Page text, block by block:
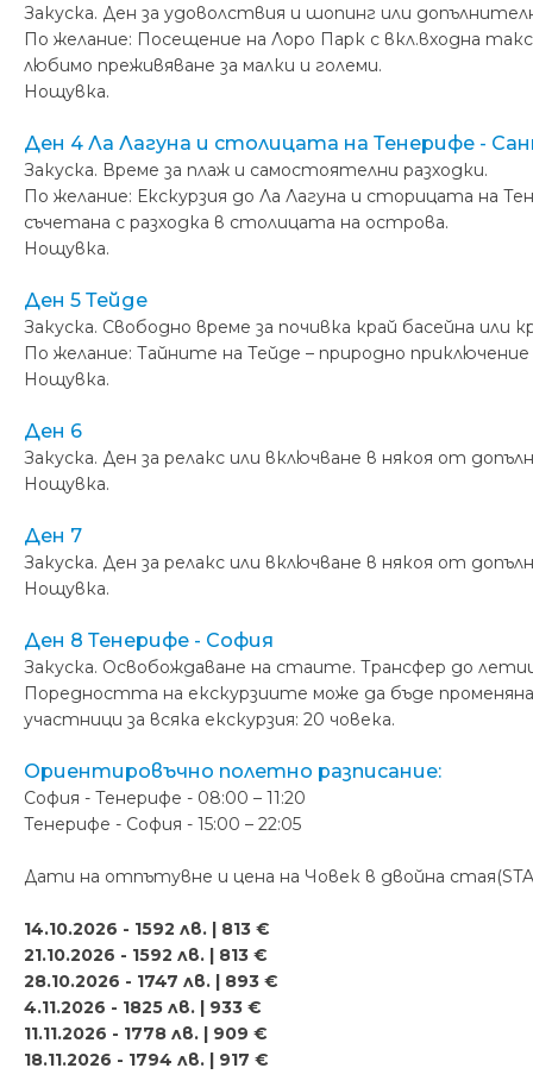
Закуска. Ден за удоволствия и шопинг или
По желание: Посещение на Лоро Парк с вкл.входна
любимо преживяване за малки и големи.
Нощувка.
Ден 4 Ла Лагуна и столицата на Тенерифе -
Закуска. Време за плаж и самостоятелни разходки.
По желание: Екскурзия до Ла Лагуна и сторицата на
съчетана с разходка в столицата на острова.
Нощувка.
Ден 5 Тейде
Закуска. Свободно време за почивка край басейна или
По желание: Тайните на Тейде – природно
Нощувка.
Ден 6
Закуска. Ден за релакс или включване в някоя от
Нощувка.
Ден 7
Закуска. Ден за релакс или включване в някоя от
Нощувка.
Ден 8 Тенерифе - София
Закуска. Освобождаване на стаите. Трансфер до
Поредността на екскурзиите може да бъде
участници за всяка екскурзия: 20 човека.
Ориентировъчно полетно разписание:
София - Тенерифе - 08:00 – 11:20
Тенерифе - София - 15:00 – 22:05
Дати на отпътувне и цена на Човек в двойна
14.10.2026 - 1592 лв. | 813 €
21.10.2026 - 1592 лв. | 813 €
28.10.2026 - 1747 лв. | 893 €
4.11.2026 - 1825 лв. | 933 €
11.11.2026 - 1778 лв. | 909 €
18.11.2026 - 1794 лв. | 917 €